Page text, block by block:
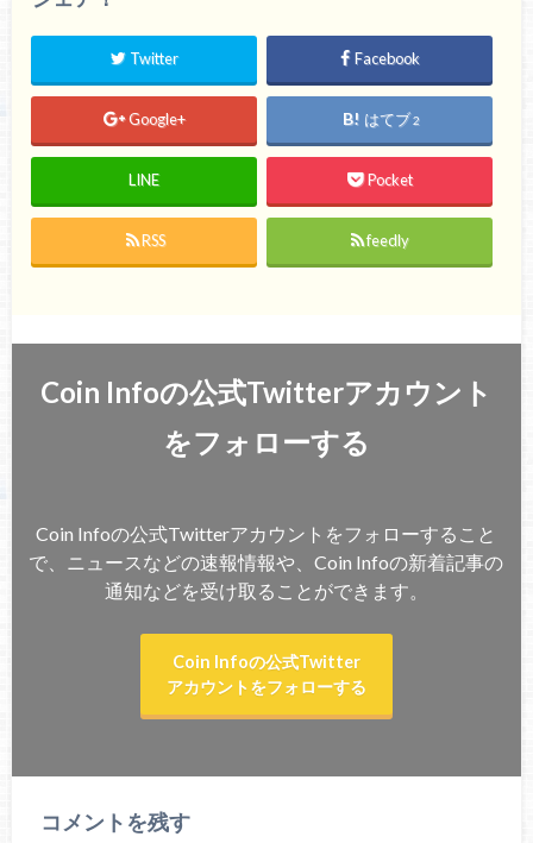
Twitter Facebook
Google+ はてブ2
LINE Pocket
RSS feedly
Coin Infoの公式Twitterアカウント
をフォローする
Coin Infoの公式Twitterアカウントをフォローすること
で、ニュースなどの速報情報や、Coin Infoの新着記事の
通知などを受け取ることができます。
Coin Infoの公式Twitter
アカウントをフォローする
コメントを残す